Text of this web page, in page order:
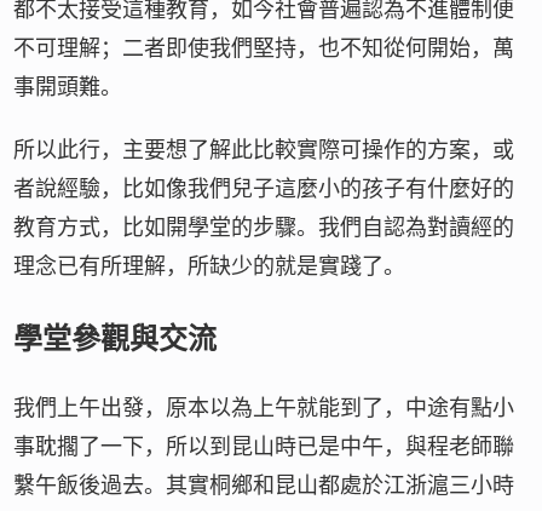
都不太接受這種教育，如今社會普遍認為不進體制便
不可理解；二者即使我們堅持，也不知從何開始，萬
事開頭難。
所以此行，主要想了解此比較實際可操作的方案，或
者說經驗，比如像我們兒子這麼小的孩子有什麼好的
教育方式，比如開學堂的步驟。我們自認為對讀經的
理念已有所理解，所缺少的就是實踐了。
學堂參觀與交流
我們上午出發，原本以為上午就能到了，中途有點小
事耽擱了一下，所以到昆山時已是中午，與程老師聯
繫午飯後過去。其實桐鄉和昆山都處於江浙滬三小時